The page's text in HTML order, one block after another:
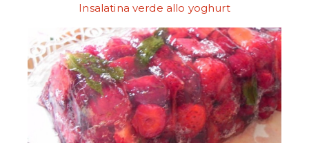
Insalatina verde allo yoghurt